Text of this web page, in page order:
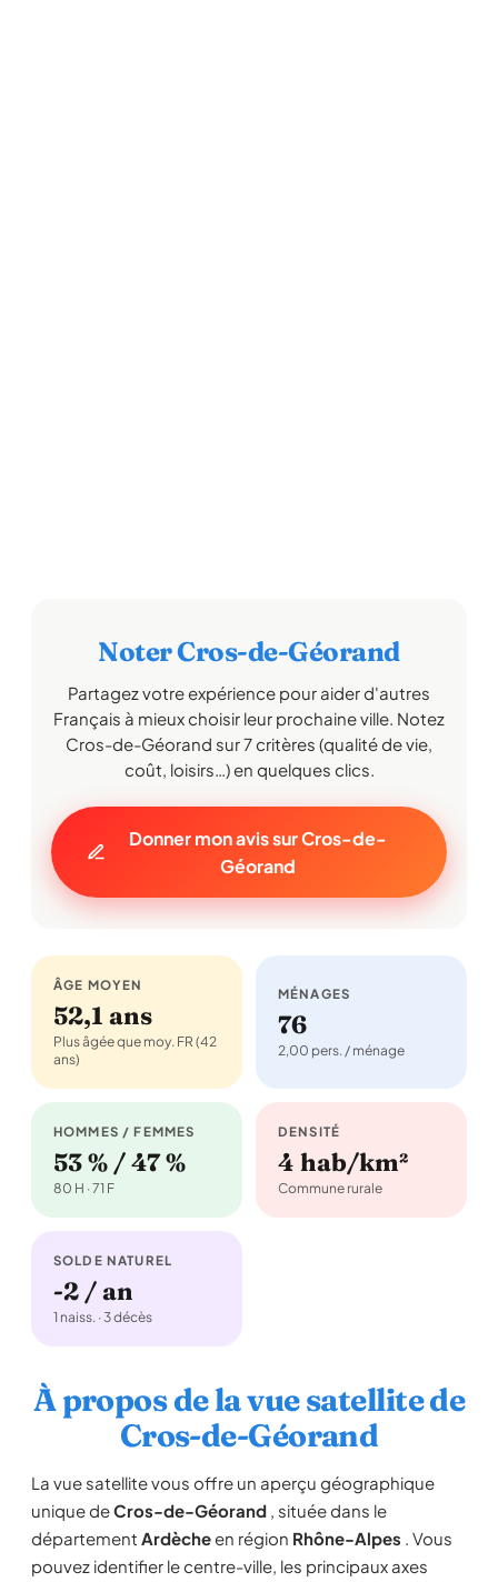
Noter Cros-de-Géorand
Partagez votre expérience pour aider d'autres
Français à mieux choisir leur prochaine ville. Notez
Cros-de-Géorand sur 7 critères (qualité de vie,
coût, loisirs…) en quelques clics.
Donner mon avis sur Cros-de-
Géorand
ÂGE MOYEN
52,1 ans
Plus âgée que moy. FR (42
ans)
MÉNAGES
76
2,00 pers. / ménage
HOMMES / FEMMES
53 % / 47 %
80 H · 71 F
DENSITÉ
4 hab/km²
Commune rurale
SOLDE NATUREL
-2 / an
1 naiss. · 3 décès
À propos de la vue satellite de
Cros-de-Géorand
La vue satellite vous offre un aperçu géographique
unique deCros-de-Géorand , située dans le
département Ardècheen région Rhône-Alpes . Vous
pouvez identifier le centre-ville, les principaux axes